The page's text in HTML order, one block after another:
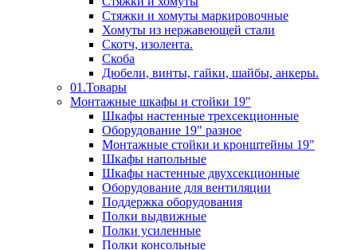
Стяжки и хомуты маркировочные
Хомуты из нержавеющей стали
Скотч, изолента.
Скоба
Дюбели, винты, гайки, шайбы, анкеры.
01.Товары
Монтажные шкафы и стойки 19"
Шкафы настенные трехсекционные
Оборудование 19" разное
Монтажные стойки и кронштейны 19"
Шкафы напольные
Шкафы настенные двухсекционные
Оборудование для вентиляции
Поддержка оборудования
Полки выдвижные
Полки усиленные
Полки консольные